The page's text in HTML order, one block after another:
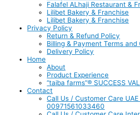
Falafel ALhaji Restaurant &
Lilibet Bakery & Franchise
Lilibet Bakery & Franchise
Privacy Policy
Return & Refund Policy
Billing & Payment Terms and
Delivery Policy
Home
About
Product Experience
“taiba farms”® SUCCESS
Contact
Call Us / Customer Care
00971561033460